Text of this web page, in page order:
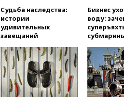
Судьба наследства:
истории
удивительных
завещаний
Бизнес
воду: